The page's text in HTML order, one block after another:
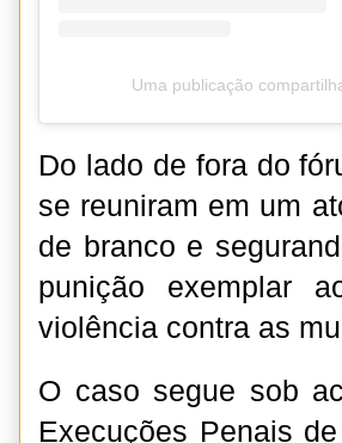
Uma publicação
Do lado de fora do
se reuniram em um
de branco e
punição exemplar
violência contra as
O caso segue sob
Execuções Penais